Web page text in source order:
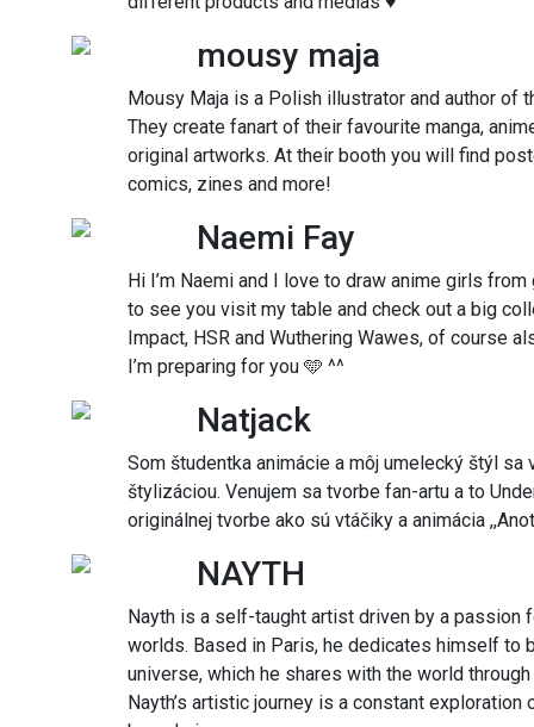
mousy maja
Mousy Maja is a Polish illustrator and author of
They create fanart of their favourite manga,
original artworks. At their booth you will find
comics, zines and more!
Naemi Fay
Hi I’m Naemi and I love to draw anime girls from
to see you visit my table and check out a big
Impact, HSR and Wuthering Wawes, of course
I’m preparing for you 🩵 ^^
Natjack
Som študentka animácie a môj umelecký štýl sa
štylizáciou. Venujem sa tvorbe fan-artu a to
originálnej tvorbe ako sú vtáčiky a animácia
NAYTH
Nayth is a self-taught artist driven by a passion
worlds. Based in Paris, he dedicates himself to
universe, which he shares with the world
Nayth’s artistic journey is a constant